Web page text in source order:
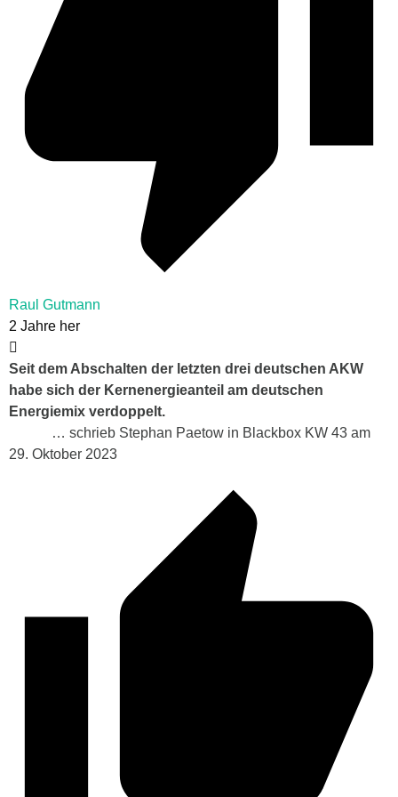
Raul Gutmann
2 Jahre her
Seit dem Abschalten der letzten drei deutschen AKW
habe sich der Kernenergieanteil am deutschen
Energiemix verdoppelt.
… schrieb Stephan Paetow in Blackbox KW 43 am
29. Oktober 2023